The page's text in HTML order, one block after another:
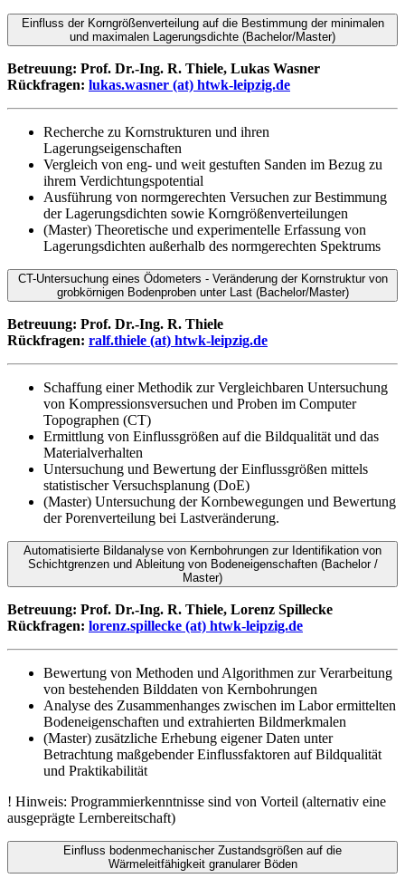
Einfluss der Korngrößenverteilung auf die Bestimmung der minimalen
und maximalen Lagerungsdichte (Bachelor/Master)
Betreuung: Prof. Dr.-Ing. R. Thiele, Lukas Wasner
Rückfragen: lukas.wasner (at) htwk-leipzig.de
Recherche zu Kornstrukturen und ihren
Lagerungseigenschaften
Vergleich von eng- und weit gestuften Sanden im Bezug zu
ihrem Verdichtungspotential
Ausführung von normgerechten Versuchen zur Bestimmung
der Lagerungsdichten sowie Korngrößenverteilungen
(Master) Theoretische und experimentelle Erfassung von
Lagerungsdichten außerhalb des normgerechten Spektrums
CT-Untersuchung eines Ödometers - Veränderung der Kornstruktur von
grobkörnigen Bodenproben unter Last (Bachelor/Master)
Betreuung: Prof. Dr.-Ing. R. Thiele
Rückfragen: ralf.thiele (at) htwk-leipzig.de
Schaffung einer Methodik zur Vergleichbaren Untersuchung
von Kompressionsversuchen und Proben im Computer
Topographen (CT)
Ermittlung von Einflussgrößen auf die Bildqualität und das
Materialverhalten
Untersuchung und Bewertung der Einflussgrößen mittels
statistischer Versuchsplanung (DoE)
(Master) Untersuchung der Kornbewegungen und Bewertung
der Porenverteilung bei Lastveränderung.
Automatisierte Bildanalyse von Kernbohrungen zur Identifikation von
Schichtgrenzen und Ableitung von Bodeneigenschaften (Bachelor /
Master)
Betreuung: Prof. Dr.-Ing. R. Thiele, Lorenz Spillecke
Rückfragen: lorenz.spillecke (at) htwk-leipzig.de
Bewertung von Methoden und Algorithmen zur Verarbeitung
von bestehenden Bilddaten von Kernbohrungen
Analyse des Zusammenhanges zwischen im Labor ermittelten
Bodeneigenschaften und extrahierten Bildmerkmalen
(Master) zusätzliche Erhebung eigener Daten unter
Betrachtung maßgebender Einflussfaktoren auf Bildqualität
und Praktikabilität
! Hinweis: Programmierkenntnisse sind von Vorteil (alternativ eine
ausgeprägte Lernbereitschaft)
Einfluss bodenmechanischer Zustandsgrößen auf die
Wärmeleitfähigkeit granularer Böden